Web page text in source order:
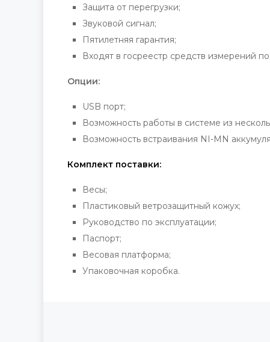
Защита от перегрузки;
Звуковой сигнал;
Пятилетняя гарантия;
Входят в госреестр средств измерений
Опции:
USB порт;
Возможность работы в системе из
Возможность встраивания NI-MN
Комплект поставки:
Весы;
Пластиковый ветрозащитный кожух;
Руководство по эксплуатации;
Паспорт;
Весовая платформа;
Упаковочная коробка.